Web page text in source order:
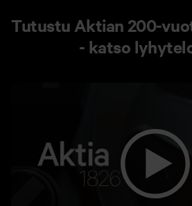
Tutustu Aktian 200-
- katso